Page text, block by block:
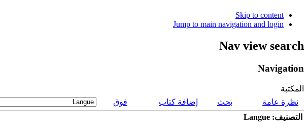
Skip to content
Jump to main navigation and login
Nav view search
Navigation
المكتبة
نظرة عامة
بحث إضافة كتاب
فوق
التصنيف: Langue